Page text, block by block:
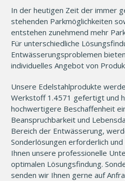
In der heutigen Zeit der immer
stehenden Parkmöglichkeiten
entstehen zunehmend mehr
Für unterschiedliche
Entwässerungsproblemen
individuelles Angebot von
Unsere Edelstahlprodukte
Werkstoff 1.4571 gefertigt und
hochwertigere Beschaffenheit
Beanspruchbarkeit und
Bereich der Entwässerung,
Sonderlösungen erforderlich
Ihnen unsere professionelle
optimalen Lösungsfindung.
senden wir Ihnen gerne auf